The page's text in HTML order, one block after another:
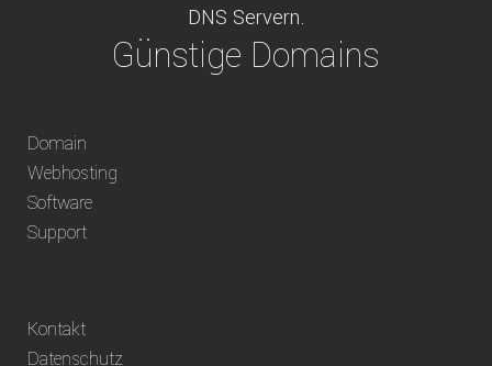
DNS Servern.
Günstige Domains
weltweit verfügbare Domains inklusive
Vorkasse oder über ein andere verfügbare
Domain
Webhosting
Software
Support
Kontakt
Datenschutz